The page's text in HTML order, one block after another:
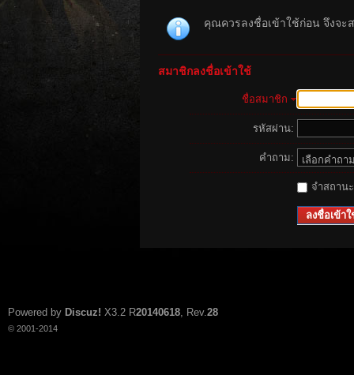
คุณควรลงชื่อเข้าใช้ก่อน จึงจะ
สมาชิกลงชื่อเข้าใช้
ชื่อสมาชิก
รหัสผ่าน:
คำถาม:
จำสถาน
ลงชื่อเข้าใ
Powered by Discuz! X3.2 R20140618, Rev.28
© 2001-2014